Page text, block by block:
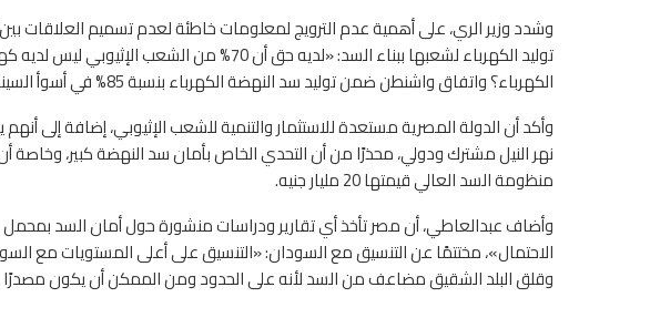
وشدد وزير الري، على أهمية عدم الترويج لمعلومات خاطئة لعدم تسميم العلاقات
توليد الكهرباء لشعبها ببناء السد: «لديه حق أن 70%
الكهرباء؟ واتفاق واشنطن ضمن توليد سد النهضة الكهرباء بنسبة 85% في أسوأ السيناريوهات».
وأكد أن الدولة المصرية مستعدة للاستثمار والتنمية للشعب الإثيوبي، إضافة إلى
نهر النيل مشترك ودولي، محذرًا من أن التحدي الخاص بأمان سد النهضة كبير، وخاصة
منظومة السد العالي قيمتها 20 مليار جنيه.
وأضاف عبدالعاطي، أن مصر تأخذ أي تقارير ودراسات منشورة حول أمان السد بمحمل
الاحتمال»، مختتمًا عن التنسيق مع السودان: «التنسيق على أعلى المستويات مع
وقلق البلد الشقيق مضاعف من السد لأنه على الحدود ومن الممكن أن يكون مصدرًا